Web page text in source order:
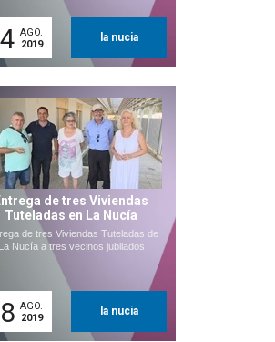
AGO.
2019
la nucia
de tres Viviendas
Tuteladas en La Nucía
de tres Viviendas Tuteladas de
La Nucía a tres vecinos jubilados
AGO.
2019
la nucia